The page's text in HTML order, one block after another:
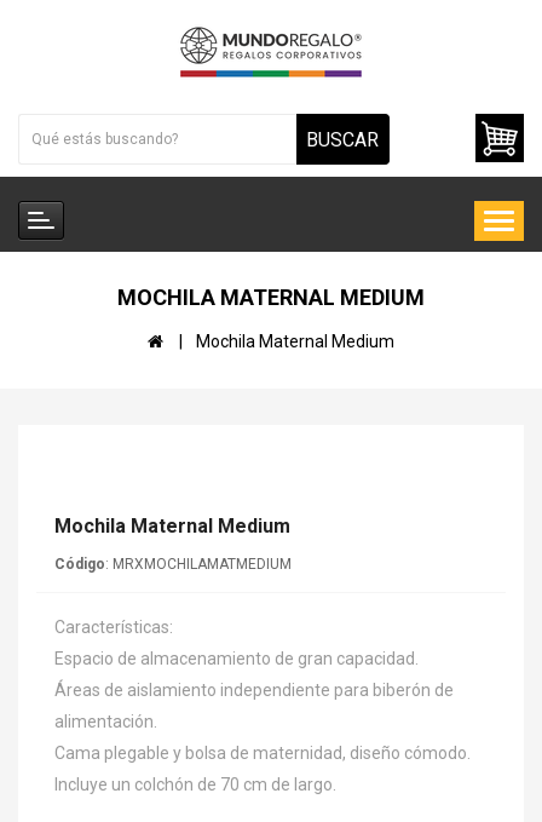
BUSCAR
MOCHILA MATERNAL MEDIUM
Mochila Maternal Medium
Mochila Maternal Medium
Código: MRXMOCHILAMATMEDIUM
Características:
Espacio de almacenamiento de gran capacidad.
Áreas de aislamiento independiente para biberón de
alimentación.
Cama plegable y bolsa de maternidad, diseño cómodo.
Incluye un colchón de 70 cm de largo.